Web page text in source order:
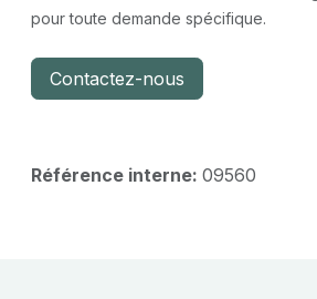
pour toute demande spécifique.
Contactez-nous
Référence interne: 09560